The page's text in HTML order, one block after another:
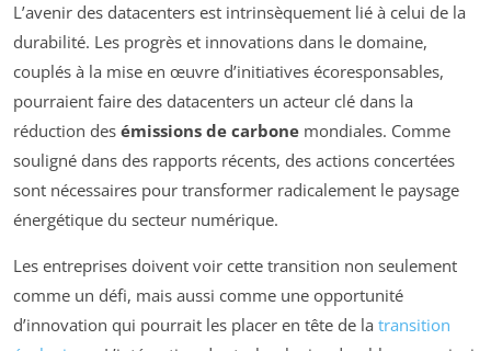
L’avenir des datacenters est intrinsèquement lié à celui de la
durabilité. Les progrès et innovations dans le domaine,
couplés à la mise en œuvre d’initiatives écoresponsables,
pourraient faire des datacenters un acteur clé dans la
réduction des émissions de carbone mondiales. Comme
souligné dans des rapports récents, des actions concertées
sont nécessaires pour transformer radicalement le paysage
énergétique du secteur numérique.
Les entreprises doivent voir cette transition non seulement
comme un défi, mais aussi comme une opportunité
d’innovation qui pourrait les placer en tête de la transition